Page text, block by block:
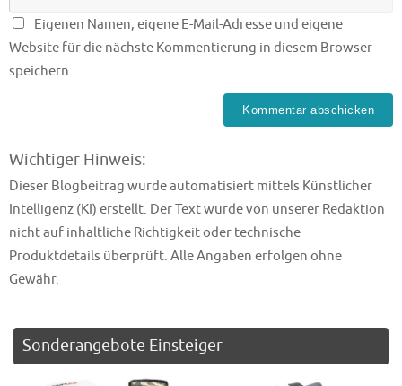
Eigenen Namen, eigene E-Mail-Adresse und eigene
Website für die nächste Kommentierung in diesem Browser
speichern.
Wichtiger Hinweis:
Dieser Blogbeitrag wurde automatisiert mittels Künstlicher
Intelligenz (KI) erstellt. Der Text wurde von unserer Redaktion
nicht auf inhaltliche Richtigkeit oder technische
Produktdetails überprüft. Alle Angaben erfolgen ohne
Gewähr.
Sonderangebote Einsteiger